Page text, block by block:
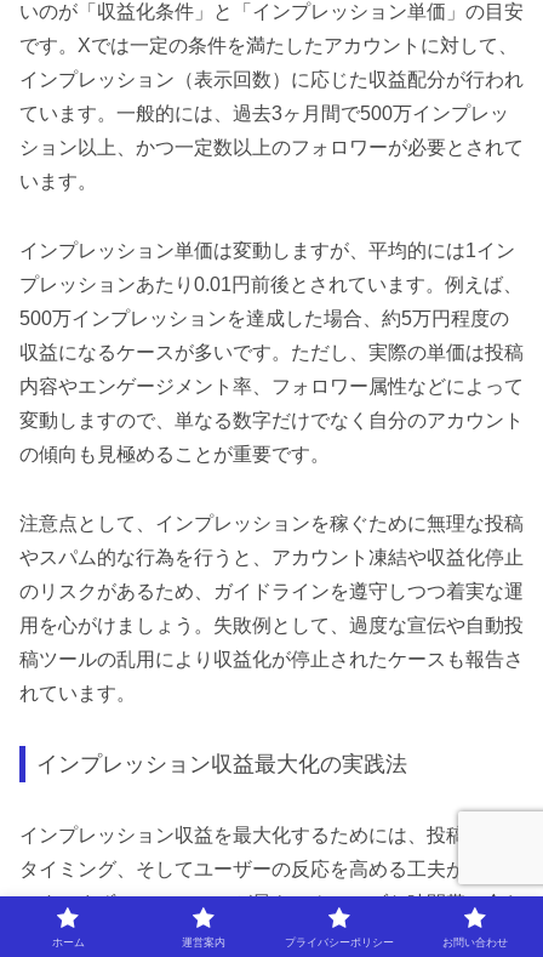
いのが「収益化条件」と「インプレッション単価」の目安
です。Xでは一定の条件を満たしたアカウントに対して、
インプレッション（表示回数）に応じた収益配分が行われ
ています。一般的には、過去3ヶ月間で500万インプレッ
ション以上、かつ一定数以上のフォロワーが必要とされて
います。
インプレッション単価は変動しますが、平均的には1イン
プレッションあたり0.01円前後とされています。例えば、
500万インプレッションを達成した場合、約5万円程度の
収益になるケースが多いです。ただし、実際の単価は投稿
内容やエンゲージメント率、フォロワー属性などによって
変動しますので、単なる数字だけでなく自分のアカウント
の傾向も見極めることが重要です。
注意点として、インプレッションを稼ぐために無理な投稿
やスパム的な行為を行うと、アカウント凍結や収益化停止
のリスクがあるため、ガイドラインを遵守しつつ着実な運
用を心がけましょう。失敗例として、過度な宣伝や自動投
稿ツールの乱用により収益化が停止されたケースも報告さ
れています。
インプレッション収益最大化の実践法
インプレッション収益を最大化するためには、投稿の質と
タイミング、そしてユーザーの反応を高める工夫が不可欠
です。まず、フォロワーが最もアクティブな時間帯に合わ
せて投稿することで、表示回数を大きく伸ばすことができ
ホーム 運営案内 プライバシーポリシー お問い合わせ